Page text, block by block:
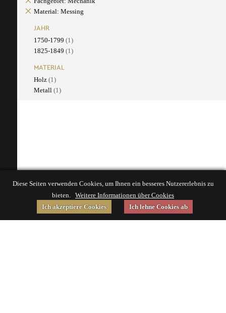
Material: Messing
JAHR
1750-1799 (1)
1825-1849 (1)
MATERIAL
Holz (1)
Metall (1)
Diese Seiten verwenden Cookies, um Ihnen ein besseres Nutzererlebnis zu
bieten. Weitere Informationen über Cookies
Ich akzeptiere Cookies
Ich lehne Cookies ab